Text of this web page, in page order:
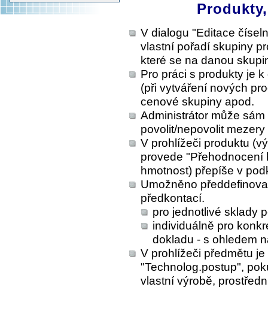
V dialogu "Editace
vlastní pořadí skupiny
které se na danou
Pro práci s produkty je
(při vytváření nových
cenové skupiny apod.
Administrátor může
povolit/nepovolit
V prohlížeči produktu
provede "Přehodnocení
hmotnost) přepíše v
Umožněno
předkontací.
pro jednotlivé sklady
individuálně pro
dokladu - s ohledem
V prohlížeči předmětu
"Technolog.postup",
vlastní výrobě,